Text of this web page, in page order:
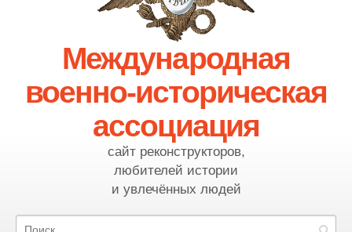
Международная
военно-историческая
ассоциация
сайт реконструкторов,
любителей истории
и увлечённых людей